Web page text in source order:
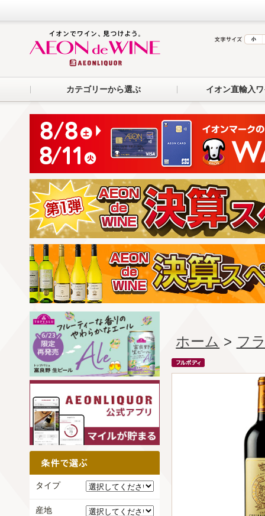
カテゴリーから選ぶ イオン直輸入
ホーム > フ
タイプ
産地